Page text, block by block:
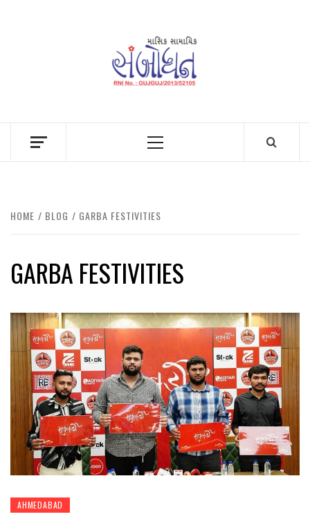
Primary
HOME BLOG GARBA FESTIVITIES
GARBA FESTIVITIES
AHMEDABAD